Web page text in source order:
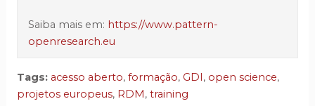
Saiba mais em: https://www.pattern-
openresearch.eu
Tags: acesso aberto, formação, GDI, open science,
projetos europeus, RDM, training